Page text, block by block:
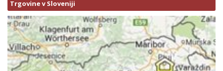
Trgovine v Sloveniji